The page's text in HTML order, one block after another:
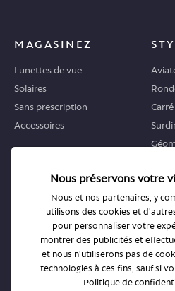
MAGASINEZ
Lunettes de vue
Solaires
Sans prescription
Accessoires
Carré
OÙ COMMENCER
Retours et échanges
Nous préservons votre
Nous et nos partenaires, y
utilisons des cookies et
pour personnaliser votre
montrer des publicités et
et nous n'utiliserons pas de
technologies à ces fins, sauf si
Politique de